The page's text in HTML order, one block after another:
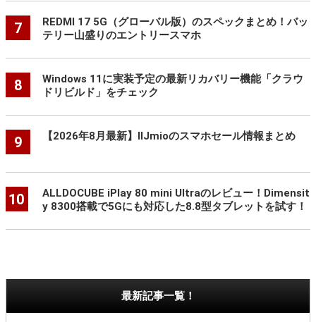
7
REDMI 17 5G（グローバル版）のスペックまとめ！バッ
テリー山盛りのエントリースマホ
8
Windows 11に実装予定の最新リカバリー機能「クラウ
ドリビルド」をチェック
9 【2026年8月最新】IIJmioのスマホセール情報まとめ
10
ALLDOCUBE iPlay 80 mini Ultraのレビュー！Dimensit
y 8300搭載で5Gにも対応した8.8型タブレットを試す！
最新記事一覧！